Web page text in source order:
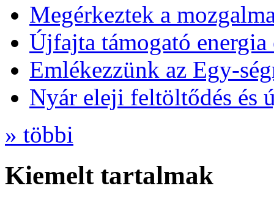
Megérkeztek a
Újfajta támogató
Emlékezzünk az Egy-
Nyár eleji feltöltődés és
» többi
Kiemelt tartalmak